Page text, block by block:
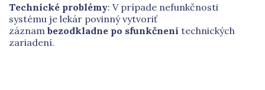
Technické problémy: V prípade nefunkčnosti
systému je lekár povinný vytvoriť
záznam bezodkladne po sfunkčnení technických
zariadení.